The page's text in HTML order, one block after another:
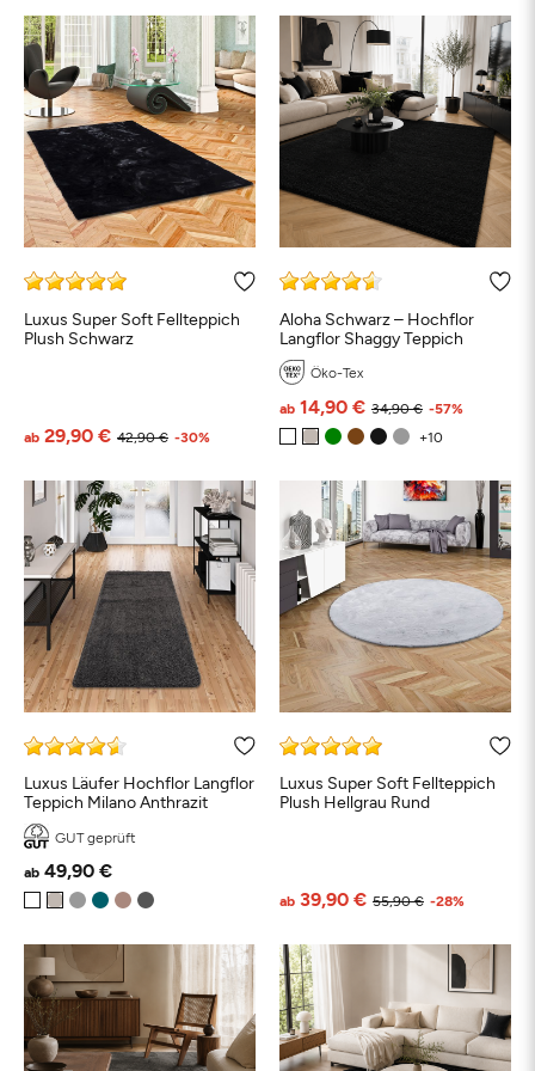
Luxus Super Soft Fellteppich
Plush Schwarz
42,90 €
ab 29,90 € -30%
Aloha Schwarz – Hochflor
Langflor Shaggy Teppich
Öko-Tex
34,90 €
ab 14,90 € -57%
Luxus Läufer Hochflor Langflor
Teppich Milano Anthrazit
GUT geprüft
ab 49,90 €
Luxus Super Soft Fellteppich
Plush Hellgrau Rund
55,90 €
ab 39,90 € -28%